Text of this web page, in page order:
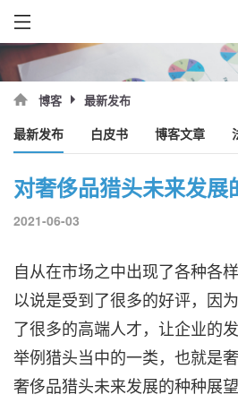
博客 最新发布
最新发布 白皮书 博客文章
对奢侈品猎头未来发展
2021-06-03
自从在市场之中出现了各种各
以说是受到了很多的好评，因
了很多的高端人才，让企业的
举例猎头当中的一类，也就是
奢侈品猎头未来发展的种种展望